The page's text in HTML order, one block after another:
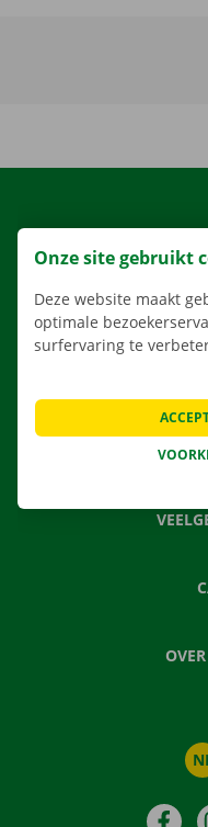
Onze site gebruikt
Deze website maakt
optimale
surfervaring te